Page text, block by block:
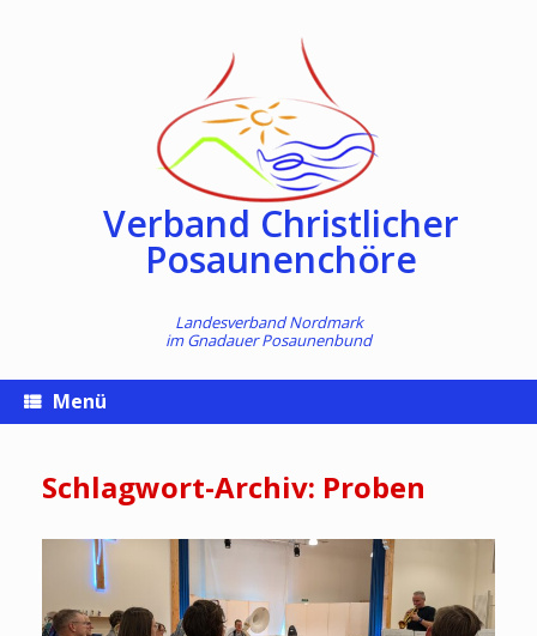
Verband Christlicher
Posaunenchöre
Landesverband Nordmark
imGnadauer Posaunenbund
Menü
Schlagwort-Archiv: Proben